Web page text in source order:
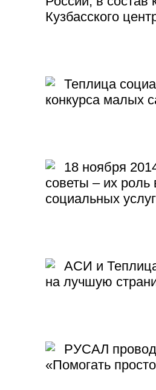
Кузбасского
Теплица
конкурса малых
18 ноября
советы – их роль
социальных
АСИ и
на лучшую
РУСАЛ
«Помогать